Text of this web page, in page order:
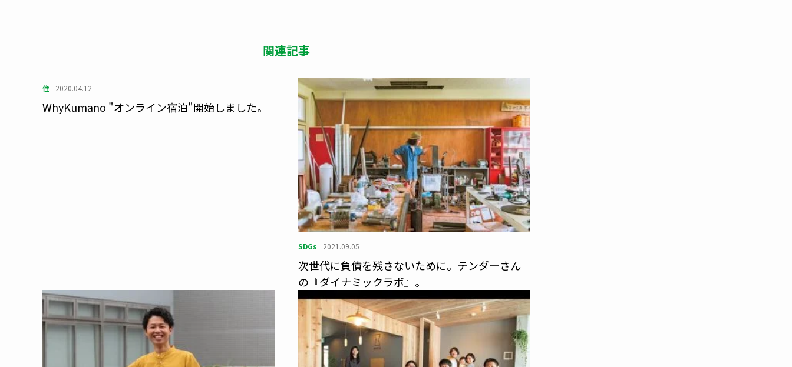
関連記事
住 2020.04.12
WhyKumano "オンライン宿泊"開始しました。
SDGs 2021.09.05
次世代に負債を残さないために。テンダーさん
の『ダイナミックラボ』。